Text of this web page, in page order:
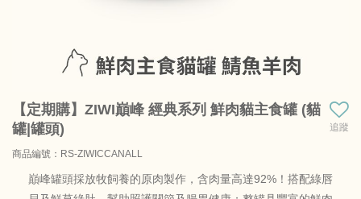
【定期購】ZIWI巔峰 經典系列 鮮肉貓主食罐 (貓
罐|罐頭)
追蹤
商品編號：RS-ZIWICCANALL
巔峰罐頭採放牧飼養的原肉製作，含肉量高達92%！搭配綠唇